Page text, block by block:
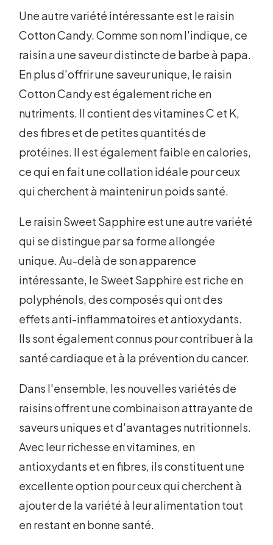
Une autre variété intéressante est le raisin
Cotton Candy. Comme son nom l'indique, ce
raisin a une saveur distincte de barbe à papa.
En plus d'offrir une saveur unique, le raisin
Cotton Candy est également riche en
nutriments. Il contient des vitamines C et K,
des fibres et de petites quantités de
protéines. Il est également faible en calories,
ce qui en fait une collation idéale pour ceux
qui cherchent à maintenir un poids santé.
Le raisin Sweet Sapphire est une autre variété
qui se distingue par sa forme allongée
unique. Au-delà de son apparence
intéressante, le Sweet Sapphire est riche en
polyphénols, des composés qui ont des
effets anti-inflammatoires et antioxydants.
Ils sont également connus pour contribuer à la
santé cardiaque et à la prévention du cancer.
Dans l'ensemble, les nouvelles variétés de
raisins offrent une combinaison attrayante de
saveurs uniques et d'avantages nutritionnels.
Avec leur richesse en vitamines, en
antioxydants et en fibres, ils constituent une
excellente option pour ceux qui cherchent à
ajouter de la variété à leur alimentation tout
en restant en bonne santé.